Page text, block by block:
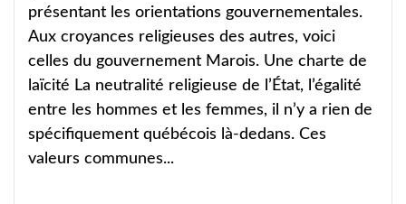
présentant les orientations gouvernementales.
Aux croyances religieuses des autres, voici
celles du gouvernement Marois. Une charte de
laïcité La neutralité religieuse de l’État, l’égalité
entre les hommes et les femmes, il n’y a rien de
spécifiquement québécois là-dedans. Ces
valeurs communes...